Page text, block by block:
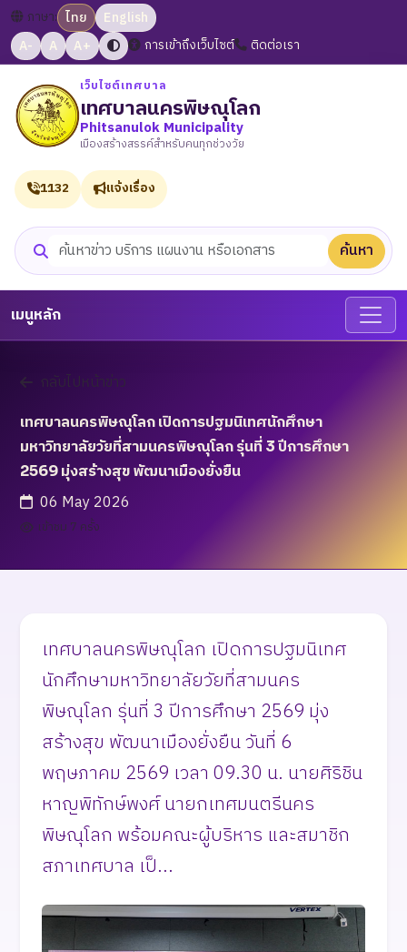
ภาษา: ไทย
English
A-
A A+ การเข้าถึงเว็บไซต์ ติดต่อเรา
เว็บไซต์เทศบาล
เทศบาลนครพิษณุโลก
Phitsanulok Municipality
เมืองสร้างสรรค์สำหรับคนทุกช่วงวัย
ค้นหาเว็บไซต์ ค้นหา
1132 แจ้งเรื่อง
เมนูหลัก
กลับไปหน้าข่าว
เทศบาลนครพิษณุโลก เปิดการปฐมนิเทศนักศึกษา
มหาวิทยาลัยวัยที่สามนครพิษณุโลก รุ่นที่ 3 ปีการศึกษา
2569 มุ่งสร้างสุข พัฒนาเมืองยั่งยืน
06 May 2026
เข้าชม 7 ครั้ง
เทศบาลนครพิษณุโลก เปิดการปฐมนิเทศ
นักศึกษามหาวิทยาลัยวัยที่สามนคร
พิษณุโลก รุ่นที่ 3 ปีการศึกษา 2569 มุ่ง
สร้างสุข พัฒนาเมืองยั่งยืน วันที่ 6
พฤษภาคม 2569 เวลา 09.30 น. ​นายศิริชิน
หาญพิทักษ์พงศ์ นายกเทศมนตรีนคร
พิษณุโลก พร้อมคณะผู้บริหาร และสมาชิก
สภาเทศบาล เป็...